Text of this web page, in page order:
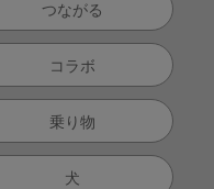
つながる
コラボ
乗り物
犬